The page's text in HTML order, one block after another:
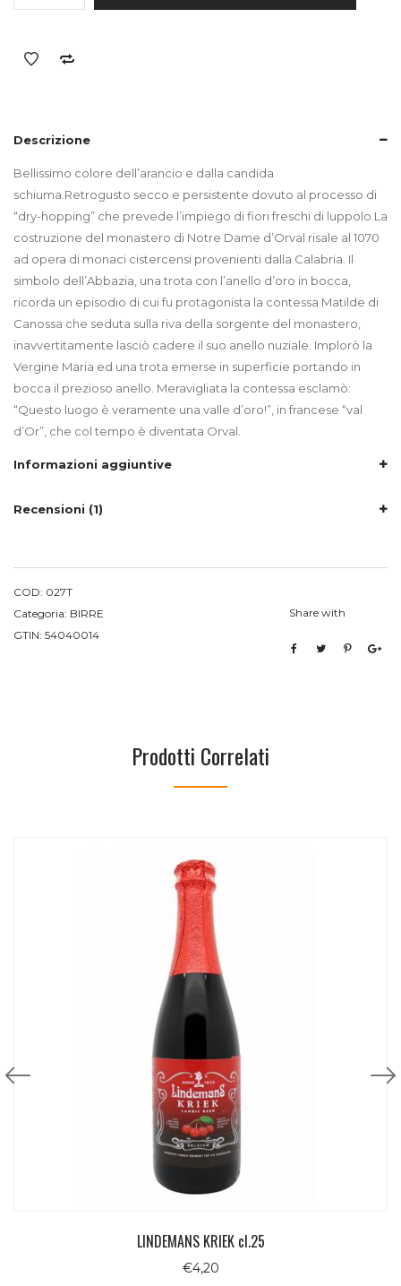
Descrizione
Bellissimo colore dell’arancio e dalla candida
schiuma.Retrogusto secco e persistente dovuto al processo di
“dry-hopping” che prevede l’impiego di fiori freschi di luppolo.La
costruzione del monastero di Notre Dame d’Orval risale al 1070
ad opera di monaci cistercensi provenienti dalla Calabria. Il
simbolo dell’Abbazia, una trota con l’anello d’oro in bocca,
ricorda un episodio di cui fu protagonista la contessa Matilde di
Canossa che seduta sulla riva della sorgente del monastero,
inavvertitamente lasciò cadere il suo anello nuziale. Implorò la
Vergine Maria ed una trota emerse in superficie portando in
bocca il prezioso anello. Meravigliata la contessa esclamò:
“Questo luogo è veramente una valle d’oro!”, in francese “val
d’Or”, che col tempo è diventata Orval.
Informazioni aggiuntive
Recensioni (1)
COD: 027T
Categoria: BIRRE
GTIN: 54040014
Share with
Prodotti Correlati
LINDEMANS KRIEK cl.25
€4,20